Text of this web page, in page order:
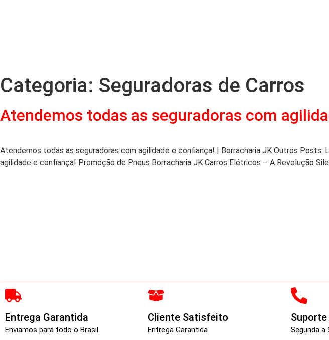
Categoria: Seguradoras de Carros
Atendemos todas as seguradoras com
Atendemos todas as seguradoras com agilidade e confiança! | Borracharia JK Outros
agilidade e confiança! Promoção de Pneus Borracharia JK Carros Elétricos – A Revolução
Entrega Garantida
Enviamos para todo o Brasil
Cliente Satisfeito
Entrega Garantida Segunda a